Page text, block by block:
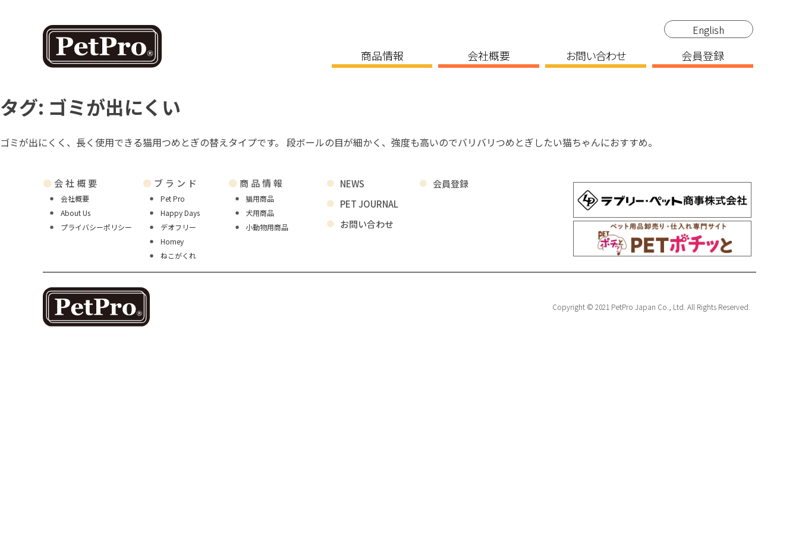
商品情報 会社概要 お問い合わせ
English
会員登録
タグ: ゴミが出にくい
ゴミが出にくく、長く使用できる猫用つめとぎの替えタイプです。 段ボールの目が細かく、強度も高いのでバリバリつめとぎしたい猫ちゃんにおすすめ。
● 会社概要
会社概要
About Us
プライバシーポリシー
● ブランド
Pet Pro
Happy Days
デオフリー
Homey
ねこがくれ
● 商品情報
猫用商品
犬用商品
小動物用商品
NEWS
PET JOURNAL
お問い合わせ
会員登録
Copyright © 2021 PetPro Japan Co., Ltd. All Rights Reserved.